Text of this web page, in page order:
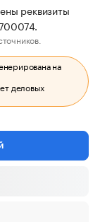
реквизиты
на
деловых